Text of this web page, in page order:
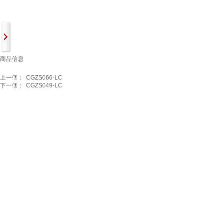
商品信息
上一個：
CGZS066-LC
下一個：
CGZS049-LC